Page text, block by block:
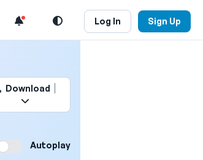
Log In Sign Up
Download
Autoplay